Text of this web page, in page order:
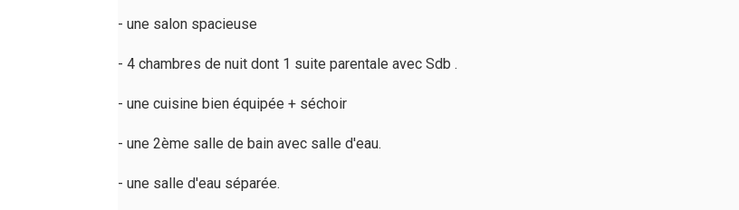
- une salon spacieuse
- 4 chambres de nuit dont 1 suite parentale avec Sdb .
- une cuisine bien équipée + séchoir
- une 2ème salle de bain avec salle d'eau.
- une salle d'eau séparée.